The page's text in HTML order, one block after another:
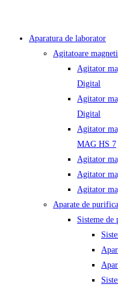
Aparatura de laborator
Agitatoare
Agitator
Digital
Agitator
Digital
Agitator
MAG HS 7
Agitator
Agitator
Agitator
Aparate de
Sisteme de